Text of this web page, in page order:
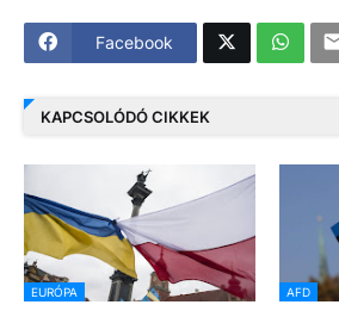
Facebook
KAPCSOLÓDÓ CIKKEK
EURÓPA AFD